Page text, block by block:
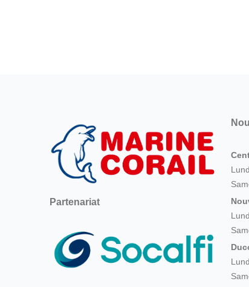
Partenariat